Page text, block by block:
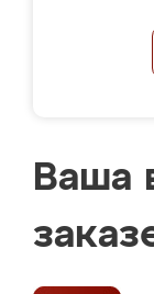
Ваша